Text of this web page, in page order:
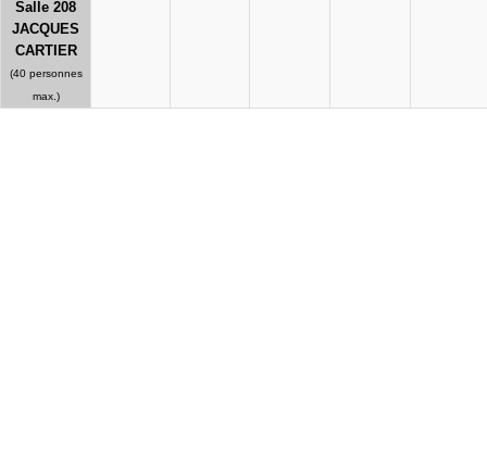
Salle 208
JACQUES
CARTIER
(40 personnes
max.)